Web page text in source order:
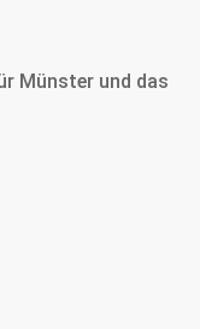
Münster und das